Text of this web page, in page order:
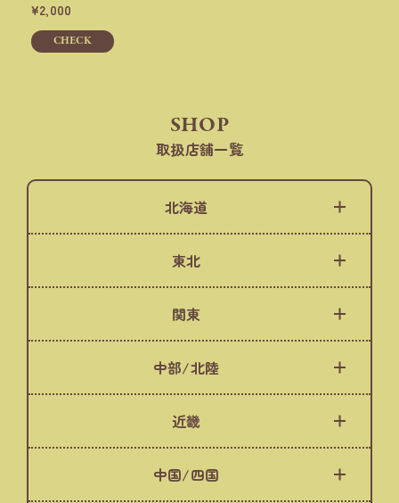
2,000
CHECK
SHOP
取扱店舗一覧
北海道
東北
関東
中部/北陸
近畿
中国/四国